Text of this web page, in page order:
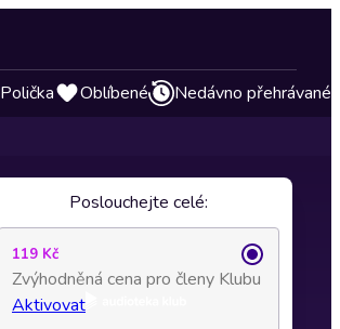
Polička Oblíbené Nedávno přehrávané
Poslouchejte celé:
119 Kč
Zvýhodněná cena pro členy Klubu
Aktivovat